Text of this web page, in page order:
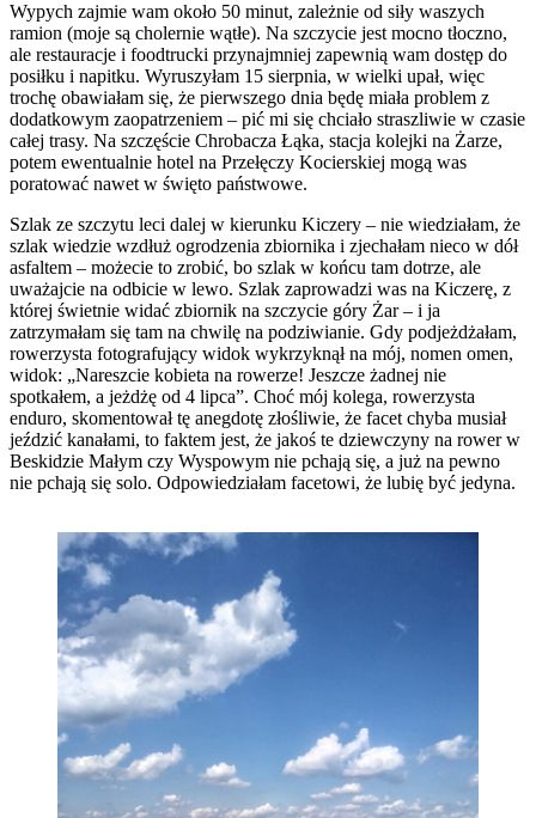
Wypych zajmie wam około 50 minut, zależnie od siły waszych
ramion (moje są cholernie wątłe). Na szczycie jest mocno tłoczno,
ale restauracje i foodtrucki przynajmniej zapewnią wam dostęp do
posiłku i napitku. Wyruszyłam 15 sierpnia, w wielki upał, więc
trochę obawiałam się, że pierwszego dnia będę miała problem z
dodatkowym zaopatrzeniem – pić mi się chciało straszliwie w czasie
całej trasy. Na szczęście Chrobacza Łąka, stacja kolejki na Żarze,
potem ewentualnie hotel na Przełęczy Kocierskiej mogą was
poratować nawet w święto państwowe.
Szlak ze szczytu leci dalej w kierunku Kiczery – nie wiedziałam, że
szlak wiedzie wzdłuż ogrodzenia zbiornika i zjechałam nieco w dół
asfaltem – możecie to zrobić, bo szlak w końcu tam dotrze, ale
uważajcie na odbicie w lewo. Szlak zaprowadzi was na Kiczerę, z
której świetnie widać zbiornik na szczycie góry Żar – i ja
zatrzymałam się tam na chwilę na podziwianie. Gdy podjeżdżałam,
rowerzysta fotografujący widok wykrzyknął na mój, nomen omen,
widok: „Nareszcie kobieta na rowerze! Jeszcze żadnej nie
spotkałem, a jeżdżę od 4 lipca”. Choć mój kolega, rowerzysta
enduro, skomentował tę anegdotę złośliwie, że facet chyba musiał
jeździć kanałami, to faktem jest, że jakoś te dziewczyny na rower w
Beskidzie Małym czy Wyspowym nie pchają się, a już na pewno
nie pchają się solo. Odpowiedziałam facetowi, że lubię być jedyna.